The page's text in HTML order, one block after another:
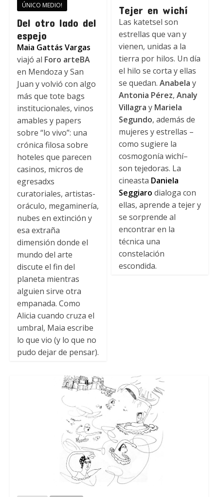
ÚNICO MEDIO!
Del otro lado del
espejo
Maia Gattás Vargas
viajó al Foro arteBA
en Mendoza y San
Juan y volvió con algo
más que tote bags
institucionales, vinos
amables y papers
sobre “lo vivo”: una
crónica filosa sobre
hoteles que parecen
casinos, micros de
egresadxs
curatoriales, artistas-
oráculo, megaminería,
nubes en extinción y
esa extraña
dimensión donde el
mundo del arte
discute el fin del
planeta mientras
alguien sirve otra
empanada. Como
Alicia cuando cruza el
umbral, Maia escribe
lo que vio (y lo que no
pudo dejar de pensar).
Tejer en wichí
Las katetsel son
estrellas que van y
vienen, unidas a la
tierra por hilos. Un día
el hilo se corta y ellas
se quedan.Anabela y
Antonia Pérez,Analy
Villagra y Mariela
Segundo, además de
mujeres y estrellas –
como sugiere la
cosmogonía wichí–
son tejedoras. La
cineasta Daniela
Seggiaro dialoga con
ellas, aprende a tejer y
se sorprende al
encontrar en la
técnica una
constelación
escondida.